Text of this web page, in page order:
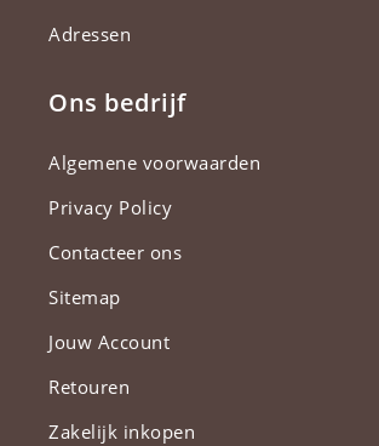
Adressen
Ons bedrijf
Algemene voorwaarden
Privacy Policy
Contacteer ons
Sitemap
Jouw Account
Retouren
Zakelijk inkopen